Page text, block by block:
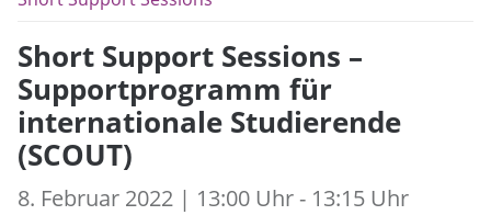
Short Support Sessions –
Supportprogramm für
internationale Studierende
(SCOUT)
8. Februar 2022 | 13:00 Uhr - 13:15 Uhr